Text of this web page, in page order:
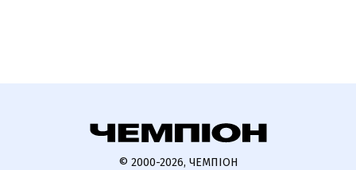
© 2000-2026, ЧЕМПІОН